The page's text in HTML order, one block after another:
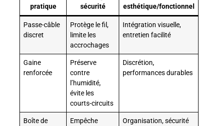
pratique
sécurité
esthétique/fonctionnel
Passe-câble
discret
Protège le fil,
limite les
accrochages
Intégration visuelle,
entretien facilité
Gaine
renforcée
Préserve
contre
l’humidité,
évite les
courts-circuits
Discrétion,
performances durables
Boîte de
Empêche
Organisation, sécurité